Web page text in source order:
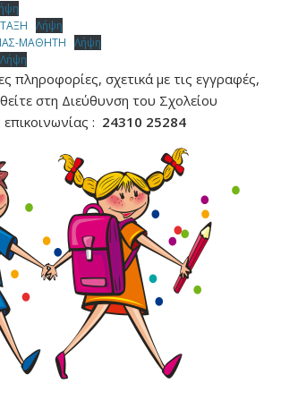
Λήψη
ΜΑΘΗΤH
Λήψη
Λήψη
πληροφορίες, σχετικά με τις εγγραφές,
στη Διεύθυνση του Σχολείου
επικοινωνίας : 24310 25284